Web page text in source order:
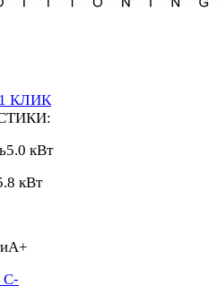
КЛИК
5.0 кВт
кВт
А+